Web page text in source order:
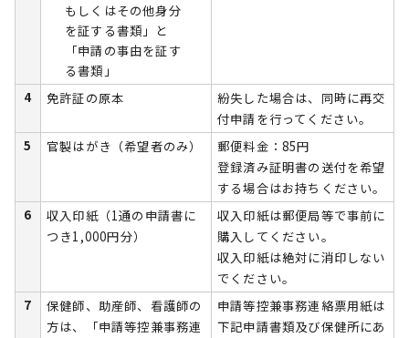
もしくはその他身分
を証する書類」と
「申請の事由を証す
る書類」
4 免許証の原本
紛失した場合は、同時に再交
付申請を行ってください。
5
官製はがき（希望者のみ）
郵便料金：85円
登録済み証明書の送付を希望
する場合はお持ちください。
6
収入印紙（1通の申請書に
つき1,000円分）
収入印紙は郵便局等で事前に
購入してください。
収入印紙は絶対に消印しない
でください。
7
保健師、助産師、看護師の
方は、「申請等控兼事務連
申請等控兼事務連絡票用紙は
下記申請書類及び保健所にあ